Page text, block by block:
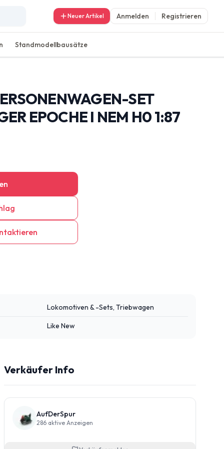
Neuer Artikel Anmelden Registrieren
Standmodellbausätze
SET
EPOCHE I NEM H0 1:87
Lokomotiven & -Sets, Triebwagen
Like New
Verkäufer Info
AufDerSpur
286 aktive Anzeigen